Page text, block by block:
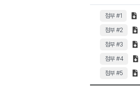
첨부 #1
첨부 #2
첨부 #3
첨부 #4
첨부 #5